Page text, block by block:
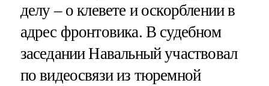
делу – о клевете и оскорблении в
адрес фронтовика. В судебном
заседании Навальный участвовал
по видеосвязи из тюремной